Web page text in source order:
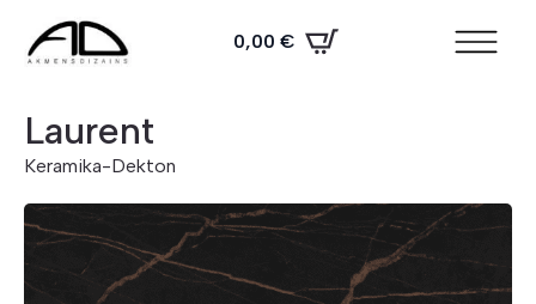
0,00 €
Laurent
Keramika-Dekton